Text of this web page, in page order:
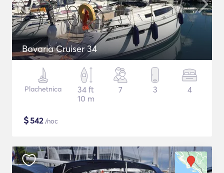
Bavaria Cruiser 34
Plachetnica
34 ft
10 m
7 3 4
$542/noc